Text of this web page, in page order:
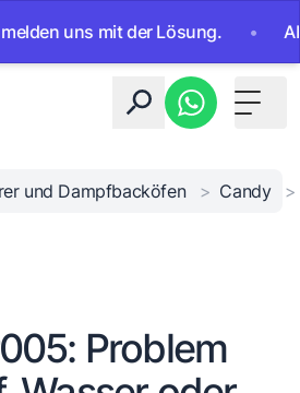
uns mit der Lösung. • Ab
Toggle
und Dampfbacköfen > Candy >
Problem